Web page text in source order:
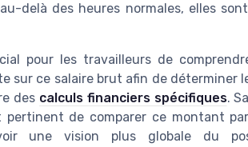
delà des heures normales, elles
pour les travailleurs de
sur ce salaire brut afin de déterminer
des calculs financiers spécifiques.
de comparer ce montant
une vision plus globale du